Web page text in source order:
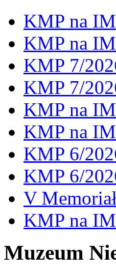
KMP na
KMP na
KMP 7/
KMP 7/
KMP na
KMP na
KMP 6/
KMP 6/
V
KMP na
Muzeum